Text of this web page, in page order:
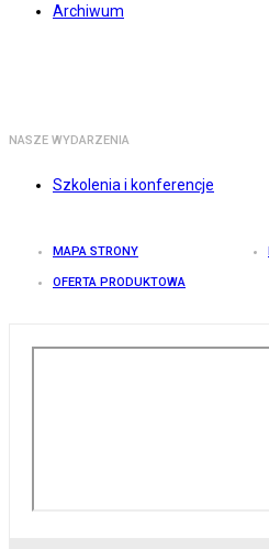
Archiwum
NASZE WYDARZENIA
Szkolenia i konferencje
MAPA STRONY
OFERTA PRODUKTOWA